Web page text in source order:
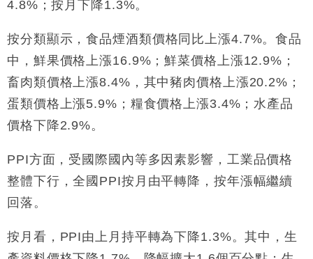
14:50
地產｜大酒店中期轉賺2300萬元 斥21億翻新香港及
13:12
國際｜特朗普赴洛杉磯高球場活動前 男子攜槍彈被捕
12:30
財經｜香港7月PMI回落至51 企業擴張放慢兼縮減人
手
11:40
財經｜黑石傳再籌逾360億美元 支援Anthropic租用
Google晶片
25%
18:15
本地｜新世界K11 9月升級會員制度 增鉑金卡級別鎖
16:33
財經｜滙控重啟最多10億美元回購 派息比率目標維持
4.8%；按月下降1.3%。
按分類顯示，食品煙酒類價格同比上漲4.7%。食品
中，鮮果價格上漲16.9%；鮮菜價格上漲12.9%；
畜肉類價格上漲8.4%，其中豬肉價格上漲20.2%；
蛋類價格上漲5.9%；糧食價格上漲3.4%；水產品
價格下降2.9%。
PPI方面，受國際國內等多因素影響，工業品價格
整體下行，全國PPI按月由平轉降，按年漲幅繼續
回落。
按月看，PPI由上月持平轉為下降1.3%。其中，生